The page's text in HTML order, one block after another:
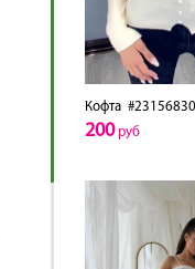
Кофта #23156830
200руб